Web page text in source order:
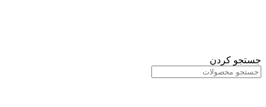
جستجو کردن